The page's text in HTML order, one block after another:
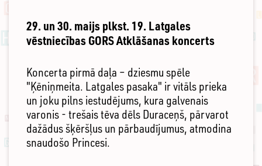
29. un 30. maijs plkst. 19. Latgales
vēstniecības GORS Atklāšanas koncerts
Koncerta pirmā daļa – dziesmu spēle
"Ķēniņmeita. Latgales pasaka" ir vitāls prieka
un joku pilns iestudējums, kura galvenais
varonis - trešais tēva dēls Duraceņš, pārvarot
dažādus šķēršļus un pārbaudījumus, atmodina
snaudošo Princesi.